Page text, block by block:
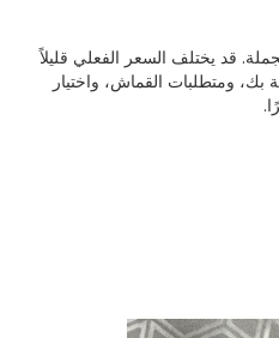
قد يختلف السعر الفعلي قليلاً
بك، ومتطلبات القماش، واختيار